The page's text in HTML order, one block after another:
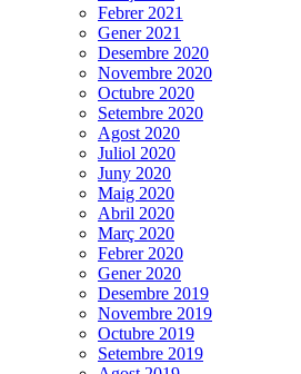
Febrer 2021
Gener 2021
Desembre 2020
Novembre 2020
Octubre 2020
Setembre 2020
Agost 2020
Juliol 2020
Juny 2020
Maig 2020
Abril 2020
Març 2020
Febrer 2020
Gener 2020
Desembre 2019
Novembre 2019
Octubre 2019
Setembre 2019